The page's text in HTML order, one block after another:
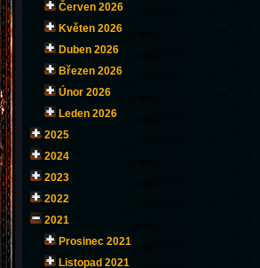
Červen 2026
Květen 2026
Duben 2026
Březen 2026
Únor 2026
Leden 2026
2025
2024
2023
2022
2021
Prosinec 2021
Listopad 2021